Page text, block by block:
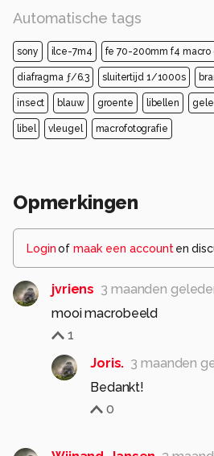
Automatische tags
sony ilce-7m4 fe 70-200mm f4 macro
diafragma ƒ/6.3 sluitertijd 1/1000s
insect blauw groente libellen
libel vleugel macrofotografie
Opmerkingen
Loginof maak een account en
jvriens 3 maanden
mooi macrobeeld
1
Joris. 3 maanden
Bedankt!
0